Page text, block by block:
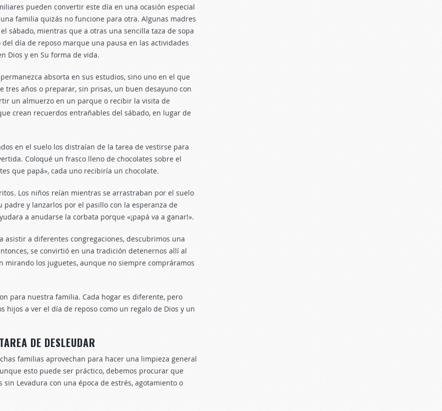
pueden convertir este día en una ocasión especial
familia quizás no funcione para otra. Algunas madres
sábado, mientras que a otras una sencilla taza de sopa
día de reposo marque una pausa en las actividades
Dios y en Su forma de vida.
absorta en sus estudios, sino uno en el que
años o preparar, sin prisas, un buen desayuno con
un almuerzo en un parque o recibir la visita de
crean recuerdos entrañables del sábado, en lugar de
en el suelo los distraían de la tarea de vestirse para
Coloqué un frasco lleno de chocolates sobre el
que papá», cada uno recibiría un chocolate.
Los niños reían mientras se arrastraban por el suelo
y lanzarlos por el pasillo con la esperanza de
a anudarse la corbata porque «¡papá va a ganar!».
asistir a diferentes congregaciones, descubrimos una
se convirtió en una tradición detenernos allí al
los juguetes, aunque no siempre compráramos
para nuestra familia. Cada hogar es diferente, pero
a ver el día de reposo como un regalo de Dios y un
DE DESLEUDAR
familias aprovechan para hacer una limpieza general
esto puede ser práctico, debemos procurar que
Levadura con una época de estrés, agotamiento o